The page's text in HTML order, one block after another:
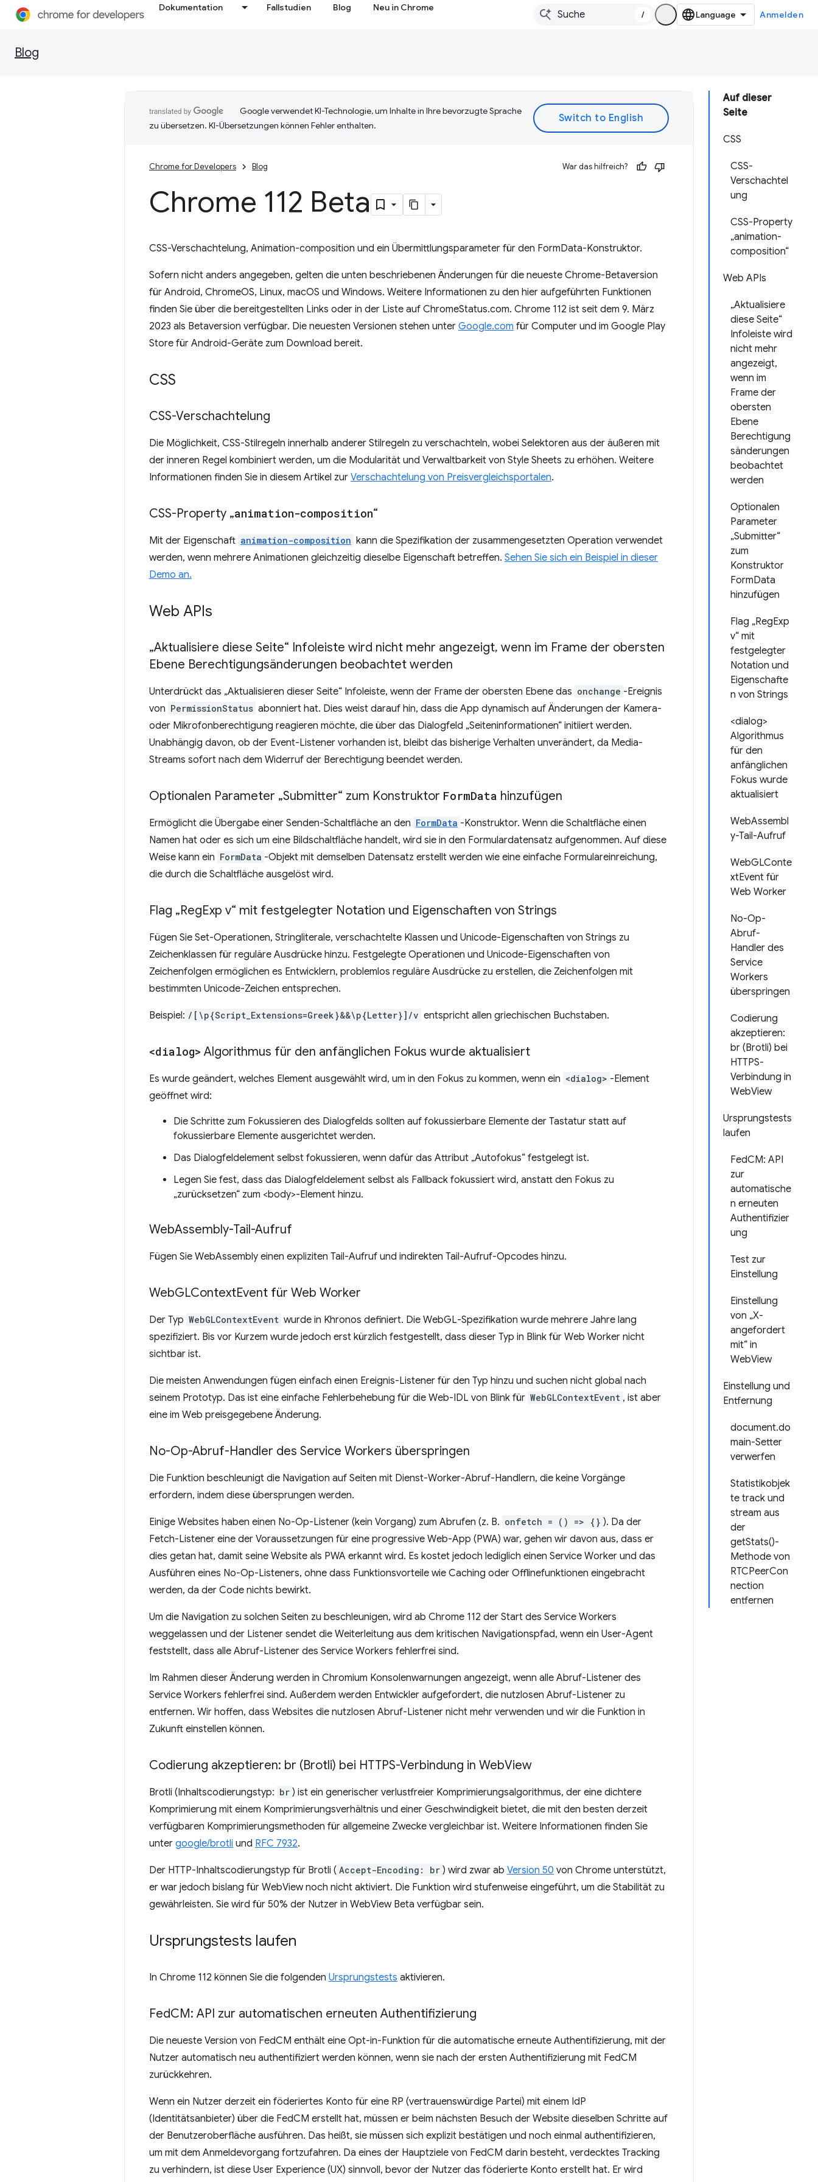
Dokumentation Fallstudien Blog Neu in Chrome
/ Anmelden
Blog
Auf dieser
Seite
CSS
CSS-
Verschachtel
ung
CSS-Property
„animation-
composition“
Web APIs
„Aktualisiere
diese Seite“
Infoleiste wird
nicht mehr
angezeigt,
wenn im
Frame der
obersten
Ebene
Berechtigung
sänderungen
beobachtet
werden
Optionalen
Parameter
„Submitter“
zum
Konstruktor
FormData
hinzufügen
Flag „RegExp
v“ mit
festgelegter
Notation und
Eigenschafte
n von Strings
<dialog>
Algorithmus
für den
anfänglichen
Fokus wurde
aktualisiert
WebAssembl
y-Tail-Aufruf
WebGLConte
xtEvent für
Web Worker
No-Op-
Abruf-
Handler des
Service
Workers
überspringen
Codierung
akzeptieren:
br (Brotli) bei
HTTPS-
Verbindung in
WebView
Ursprungstests
laufen
FedCM: API
zur
automatische
n erneuten
Authentifizier
ung
Test zur
Einstellung
Einstellung
von „X-
angefordert
mit“ in
WebView
Einstellung und
Entfernung
document.do
main-Setter
verwerfen
Statistikobjek
te track und
stream aus
der
getStats()-
Methode von
RTCPeerCon
nection
entfernen
Google verwendet KI-Technologie, um Inhalte in Ihre bevorzugte Sprache
zu übersetzen. KI-Übersetzungen können Fehler enthalten.
Chrome for Developers Blog War das hilfreich?
Chrome 112 Beta
CSS-Verschachtelung, Animation-composition und ein Übermittlungsparameter für den FormData-Konstruktor.
Sofern nicht anders angegeben, gelten die unten beschriebenen Änderungen für die neueste Chrome-Betaversion
für Android, ChromeOS, Linux, macOS und Windows. Weitere Informationen zu den hier aufgeführten Funktionen
finden Sie über die bereitgestellten Links oder in der Liste auf ChromeStatus.com. Chrome 112 ist seit dem 9. März
2023 als Betaversion verfügbar. Die neuesten Versionen stehen unter Google.com für Computer und im Google Play
Store für Android-Geräte zum Download bereit.
CSS
CSS-Verschachtelung
Die Möglichkeit, CSS-Stilregeln innerhalb anderer Stilregeln zu verschachteln, wobei Selektoren aus der äußeren mit
der inneren Regel kombiniert werden, um die Modularität und Verwaltbarkeit von Style Sheets zu erhöhen. Weitere
Informationen finden Sie in diesem Artikel zur Verschachtelung von Preisvergleichsportalen.
CSS-Property „animation-composition“
Mit der Eigenschaft animation-composition kann die Spezifikation der zusammengesetzten Operation verwendet
werden, wenn mehrere Animationen gleichzeitig dieselbe Eigenschaft betreffen. Sehen Sie sich ein Beispiel in dieser
Demo an.
Web APIs
„Aktualisiere diese Seite“ Infoleiste wird nicht mehr angezeigt, wenn im Frame der obersten
Ebene Berechtigungsänderungen beobachtet werden
Unterdrückt das „Aktualisieren dieser Seite“ Infoleiste, wenn der Frame der obersten Ebene das onchange -Ereignis
von PermissionStatus abonniert hat. Dies weist darauf hin, dass die App dynamisch auf Änderungen der Kamera-
oder Mikrofonberechtigung reagieren möchte, die über das Dialogfeld „Seiteninformationen“ initiiert werden.
Unabhängig davon, ob der Event-Listener vorhanden ist, bleibt das bisherige Verhalten unverändert, da Media-
Streams sofort nach dem Widerruf der Berechtigung beendet werden.
Optionalen Parameter „Submitter“ zum Konstruktor FormData hinzufügen
Ermöglicht die Übergabe einer Senden-Schaltfläche an den FormData -Konstruktor. Wenn die Schaltfläche einen
Namen hat oder es sich um eine Bildschaltfläche handelt, wird sie in den Formulardatensatz aufgenommen. Auf diese
Weise kann ein FormData -Objekt mit demselben Datensatz erstellt werden wie eine einfache Formulareinreichung,
die durch die Schaltfläche ausgelöst wird.
Flag „RegExp v“ mit festgelegter Notation und Eigenschaften von Strings
Fügen Sie Set-Operationen, Stringliterale, verschachtelte Klassen und Unicode-Eigenschaften von Strings zu
Zeichenklassen für reguläre Ausdrücke hinzu. Festgelegte Operationen und Unicode-Eigenschaften von
Zeichenfolgen ermöglichen es Entwicklern, problemlos reguläre Ausdrücke zu erstellen, die Zeichenfolgen mit
bestimmten Unicode-Zeichen entsprechen.
Beispiel: /[\p{Script_Extensions=Greek}&&\p{Letter}]/v entspricht allen griechischen Buchstaben.
<dialog> Algorithmus für den anfänglichen Fokus wurde aktualisiert
Es wurde geändert, welches Element ausgewählt wird, um in den Fokus zu kommen, wenn ein <dialog> -Element
geöffnet wird:
Die Schritte zum Fokussieren des Dialogfelds sollten auf fokussierbare Elemente der Tastatur statt auf
fokussierbare Elemente ausgerichtet werden.
Das Dialogfeldelement selbst fokussieren, wenn dafür das Attribut „Autofokus“ festgelegt ist.
Legen Sie fest, dass das Dialogfeldelement selbst als Fallback fokussiert wird, anstatt den Fokus zu
„zurücksetzen“ zum <body>-Element hinzu.
WebAssembly-Tail-Aufruf
Fügen Sie WebAssembly einen expliziten Tail-Aufruf und indirekten Tail-Aufruf-Opcodes hinzu.
WebGLContextEvent für Web Worker
Der Typ WebGLContextEvent wurde in Khronos definiert. Die WebGL-Spezifikation wurde mehrere Jahre lang
spezifiziert. Bis vor Kurzem wurde jedoch erst kürzlich festgestellt, dass dieser Typ in Blink für Web Worker nicht
sichtbar ist.
Die meisten Anwendungen fügen einfach einen Ereignis-Listener für den Typ hinzu und suchen nicht global nach
seinem Prototyp. Das ist eine einfache Fehlerbehebung für die Web-IDL von Blink für WebGLContextEvent , ist aber
eine im Web preisgegebene Änderung.
No-Op-Abruf-Handler des Service Workers überspringen
Die Funktion beschleunigt die Navigation auf Seiten mit Dienst-Worker-Abruf-Handlern, die keine Vorgänge
erfordern, indem diese übersprungen werden.
Einige Websites haben einen No-Op-Listener (kein Vorgang) zum Abrufen (z. B. onfetch = () => {} ). Da der
Fetch-Listener eine der Voraussetzungen für eine progressive Web-App (PWA) war, gehen wir davon aus, dass er
dies getan hat, damit seine Website als PWA erkannt wird. Es kostet jedoch lediglich einen Service Worker und das
Ausführen eines No-Op-Listeners, ohne dass Funktionsvorteile wie Caching oder Offlinefunktionen eingebracht
werden, da der Code nichts bewirkt.
Um die Navigation zu solchen Seiten zu beschleunigen, wird ab Chrome 112 der Start des Service Workers
weggelassen und der Listener sendet die Weiterleitung aus dem kritischen Navigationspfad, wenn ein User-Agent
feststellt, dass alle Abruf-Listener des Service Workers fehlerfrei sind.
Im Rahmen dieser Änderung werden in Chromium Konsolenwarnungen angezeigt, wenn alle Abruf-Listener des
Service Workers fehlerfrei sind. Außerdem werden Entwickler aufgefordert, die nutzlosen Abruf-Listener zu
entfernen. Wir hoffen, dass Websites die nutzlosen Abruf-Listener nicht mehr verwenden und wir die Funktion in
Zukunft einstellen können.
Codierung akzeptieren: br (Brotli) bei HTTPS-Verbindung in WebView
Brotli (Inhaltscodierungstyp: br ) ist ein generischer verlustfreier Komprimierungsalgorithmus, der eine dichtere
Komprimierung mit einem Komprimierungsverhältnis und einer Geschwindigkeit bietet, die mit den besten derzeit
verfügbaren Komprimierungsmethoden für allgemeine Zwecke vergleichbar ist. Weitere Informationen finden Sie
unter google/brotli und RFC 7932.
Der HTTP-Inhaltscodierungstyp für Brotli ( Accept-Encoding: br ) wird zwar ab Version 50 von Chrome unterstützt,
er war jedoch bislang für WebView noch nicht aktiviert. Die Funktion wird stufenweise eingeführt, um die Stabilität zu
gewährleisten. Sie wird für 50% der Nutzer in WebView Beta verfügbar sein.
Ursprungstests laufen
In Chrome 112 können Sie die folgenden Ursprungstests aktivieren.
FedCM: API zur automatischen erneuten Authentifizierung
Die neueste Version von FedCM enthält eine Opt-in-Funktion für die automatische erneute Authentifizierung, mit der
Nutzer automatisch neu authentifiziert werden können, wenn sie nach der ersten Authentifizierung mit FedCM
zurückkehren.
Wenn ein Nutzer derzeit ein föderiertes Konto für eine RP (vertrauenswürdige Partei) mit einem IdP
(Identitätsanbieter) über die FedCM erstellt hat, müssen er beim nächsten Besuch der Website dieselben Schritte auf
der Benutzeroberfläche ausführen. Das heißt, sie müssen sich explizit bestätigen und noch einmal authentifizieren,
um mit dem Anmeldevorgang fortzufahren. Da eines der Hauptziele von FedCM darin besteht, verdecktes Tracking
zu verhindern, ist diese User Experience (UX) sinnvoll, bevor der Nutzer das föderierte Konto erstellt hat. Er wird